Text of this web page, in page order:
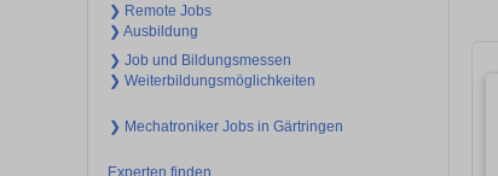
❯ Remote Jobs
❯ Ausbildung
❯ Job und Bildungsmessen
❯ Weiterbildungsmöglichkeiten
❯ Mechatroniker Jobs in Gärtringen
Experten finden